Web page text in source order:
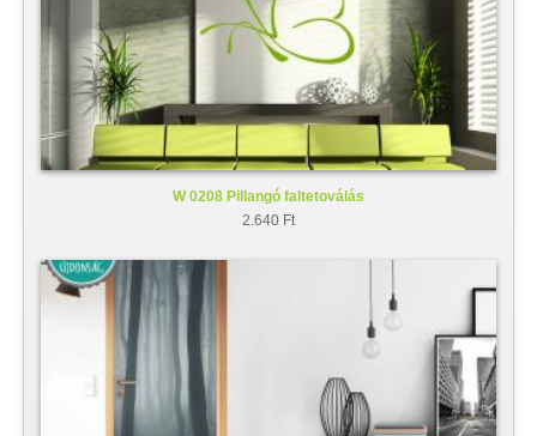
W 0208 Pillangó faltetoválás
2.640 Ft